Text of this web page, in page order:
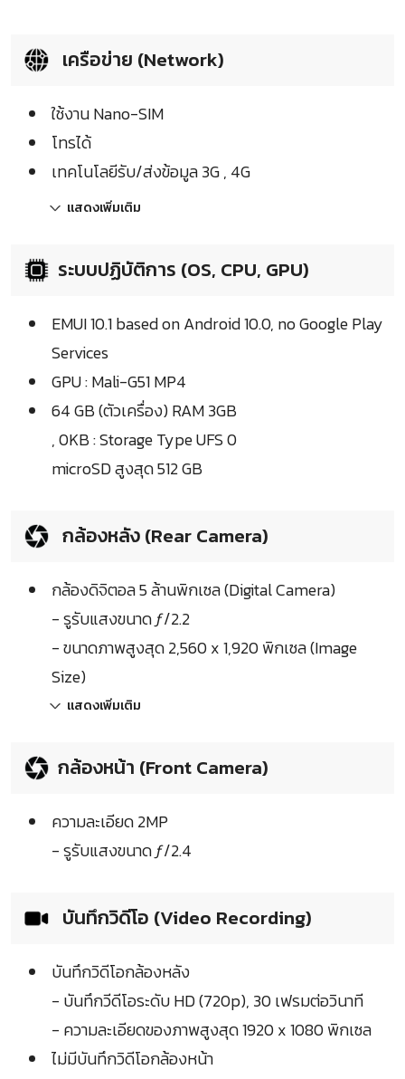
เครือข่าย (Network)
ใช้งาน Nano-SIM
โทรได้
เทคโนโลยีรับ/ส่งข้อมูล 3G , 4G
แสดงเพิ่มเติม
ระบบปฏิบัติการ (OS, CPU, GPU)
EMUI 10.1 based on Android 10.0, no Google Play
Services
GPU : Mali-G51 MP4
64 GB (ตัวเครื่อง) RAM 3GB
, 0KB : Storage Type UFS 0
microSD สูงสุด 512 GB
กล้องหลัง (Rear Camera)
กล้องดิจิตอล 5 ล้านพิกเซล (Digital Camera)
- รูรับแสงขนาด ƒ/2.2
- ขนาดภาพสูงสุด 2,560 x 1,920 พิกเซล (Image
Size)
แสดงเพิ่มเติม
กล้องหน้า (Front Camera)
ความละเอียด 2MP
- รูรับแสงขนาด ƒ/2.4
บันทึกวิดีโอ (Video Recording)
บันทึกวิดีโอกล้องหลัง
- บันทึกวีดีโอระดับ HD (720p), 30 เฟรมต่อวินาที
- ความละเอียดของภาพสูงสุด 1920 x 1080 พิกเซล
ไม่มีบันทึกวิดีโอกล้องหน้า